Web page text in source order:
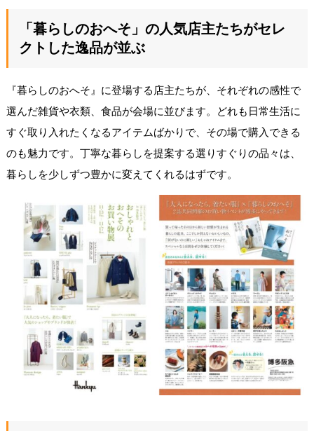
「暮らしのおへそ」の人気店主たちがセレ
クトした逸品が並ぶ
『暮らしのおへそ』に登場する店主たちが、それぞれの感性で
選んだ雑貨や衣類、食品が会場に並びます。どれも日常生活に
すぐ取り入れたくなるアイテムばかりで、その場で購入できる
のも魅力です。丁寧な暮らしを提案する選りすぐりの品々は、
暮らしを少しずつ豊かに変えてくれるはずです。